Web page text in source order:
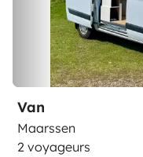
Van
Maarssen
2 voyageurs